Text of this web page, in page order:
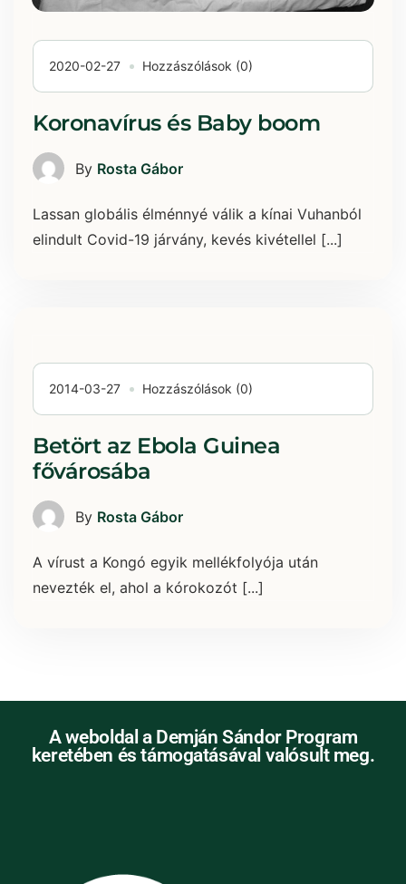
2020-02-27 Hozzászólások (0)
Koronavírus és Baby boom
By Rosta Gábor
Lassan globális élménnyé válik a kínai Vuhanból
elindult Covid-19 járvány, kevés kivétellel [...]
2014-03-27 Hozzászólások (0)
Betört az Ebola Guinea
fővárosába
By Rosta Gábor
A vírust a Kongó egyik mellékfolyója után
nevezték el, ahol a kórokozót [...]
A weboldal a Demján Sándor Program
keretében és támogatásával valósult meg.